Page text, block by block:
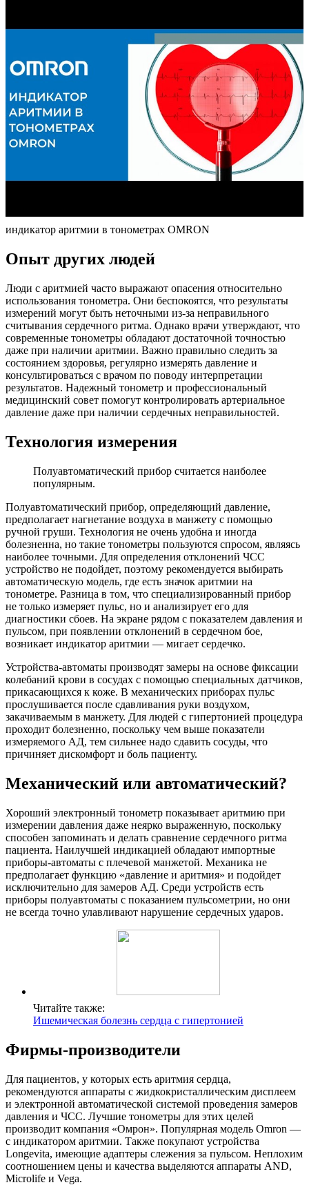
индикатор аритмии в тонометрах OMRON
Опыт других людей
Люди с аритмией часто выражают опасения относительно
использования тонометра. Они беспокоятся, что результаты
измерений могут быть неточными из-за неправильного
считывания сердечного ритма. Однако врачи утверждают, что
современные тонометры обладают достаточной точностью
даже при наличии аритмии. Важно правильно следить за
состоянием здоровья, регулярно измерять давление и
консультироваться с врачом по поводу интерпретации
результатов. Надежный тонометр и профессиональный
медицинский совет помогут контролировать артериальное
давление даже при наличии сердечных неправильностей.
Технология измерения
Полуавтоматический прибор считается наиболее
популярным.
Полуавтоматический прибор, определяющий давление,
предполагает нагнетание воздуха в манжету с помощью
ручной груши. Технология не очень удобна и иногда
болезненна, но такие тонометры пользуются спросом, являясь
наиболее точными. Для определения отклонений ЧСС
устройство не подойдет, поэтому рекомендуется выбирать
автоматическую модель, где есть значок аритмии на
тонометре. Разница в том, что специализированный прибор
не только измеряет пульс, но и анализирует его для
диагностики сбоев. На экране рядом с показателем давления и
пульсом, при появлении отклонений в сердечном бое,
возникает индикатор аритмии — мигает сердечко.
Устройства-автоматы производят замеры на основе фиксации
колебаний крови в сосудах с помощью специальных датчиков,
прикасающихся к коже. В механических приборах пульс
прослушивается после сдавливания руки воздухом,
закачиваемым в манжету. Для людей с гипертонией процедура
проходит болезненно, поскольку чем выше показатели
измеряемого АД, тем сильнее надо сдавить сосуды, что
причиняет дискомфорт и боль пациенту.
Механический или автоматический?
Хороший электронный тонометр показывает аритмию при
измерении давления даже неярко выраженную, поскольку
способен запоминать и делать сравнение сердечного ритма
пациента. Наилучшей индикацией обладают импортные
приборы-автоматы с плечевой манжетой. Механика не
предполагает функцию «давление и аритмия» и подойдет
исключительно для замеров АД. Среди устройств есть
приборы полуавтоматы с показанием пульсометрии, но они
не всегда точно улавливают нарушение сердечных ударов.
Читайте также:
Ишемическая болезнь сердца с гипертонией
Фирмы-производители
Для пациентов, у которых есть аритмия сердца,
рекомендуются аппараты с жидкокристаллическим дисплеем
и электронной автоматической системой проведения замеров
давления и ЧСС. Лучшие тонометры для этих целей
производит компания «Омрон». Популярная модель Omron —
с индикатором аритмии. Также покупают устройства
Longevita, имеющие адаптеры слежения за пульсом. Неплохим
соотношением цены и качества выделяются аппараты AND,
Microlife и Vega.